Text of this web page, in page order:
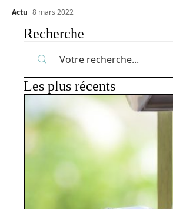
Actu 8 mars 2022
Recherche
Les plus récents